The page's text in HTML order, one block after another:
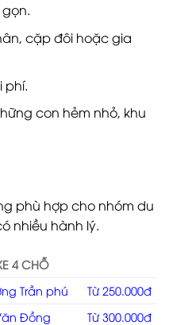
cặp đôi hoặc gia
phí.
con hẻm nhỏ, khu
phù hợp cho nhóm du
nhiều hành lý.
4 CHỖ
Trần phú
Từ 250.000đ
Đồng
Từ 300.000đ